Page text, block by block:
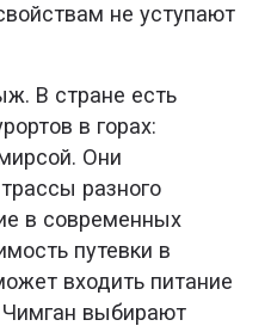
не уступают
В стране есть
в горах:
Они
разного
в современных
путевки в
входить питание
выбирают